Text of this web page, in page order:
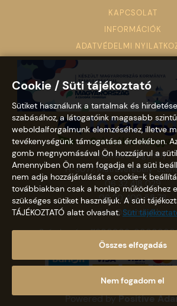
KAPCSOLAT
INFORMÁCIÓK
ADATVÉDELMI
Nemzeti Kegyhely
H-3077, Mátraverebély-
06 32 418 029
06 20 400 58 78
info@szentkut.hu
Számlaszám: 11600006-
Copyright © 2021 - 2026 Szentkút
Powered byPositive
Cookie / Süti tájékoztató
Sütiket használunk a tartalmak és
szabásához, a látogatóink magasabb
weboldalforgalmunk elemzéséhez, illetve
tevékenységünk támogatása érdekében. Az
gomb megnyomásával Ön hozzájárul a
Amennyiben Ön nem fogadja el a süti
nem adja hozzájárulását a cookie-k
továbbiakban csak a honlap működéshez
szükséges sütiket használjuk. A süti
TÁJÉKOZTATÓ alatt olvashat. Süti
Összes elfogadás
Nem fogadom el